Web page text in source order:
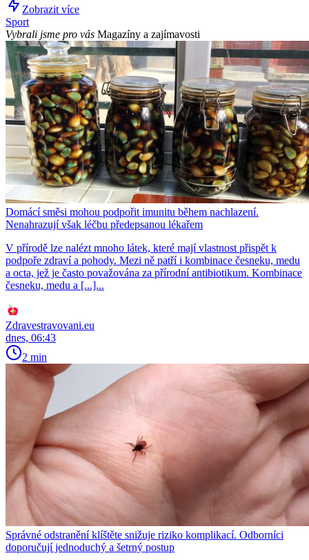
Zobrazit více
Sport
Vybrali jsme pro vás Magazíny a zajímavosti
Domácí směsi mohou podpořit imunitu během nachlazení.
Nenahrazují však léčbu předepsanou lékařem
V přírodě lze nalézt mnoho látek, které mají vlastnost přispět k
podpoře zdraví a pohody. Mezi ně patří i kombinace česneku, medu
a octa, jež je často považována za přírodní antibiotikum. Kombinace
česneku, medu a [...]...
Zdravestravovani.eu
dnes, 06:43
2 min
Správné odstranění klíštěte snižuje riziko komplikací. Odborníci
doporučují jednoduchý a šetrný postup